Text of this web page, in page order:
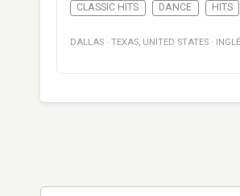
CLASSIC HITS DANCE HITS
DALLAS · TEXAS, UNITED STATES ·